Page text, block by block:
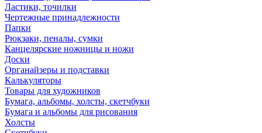
Ластики, точилки
Чертежные принадлежности
Папки
Рюкзаки, пеналы, сумки
Канцелярские ножницы и ножи
Доски
Органайзеры и подставки
Калькуляторы
Товары для художников
Бумага, альбомы, холсты, скетчбуки
Бумага и альбомы для рисования
Холсты